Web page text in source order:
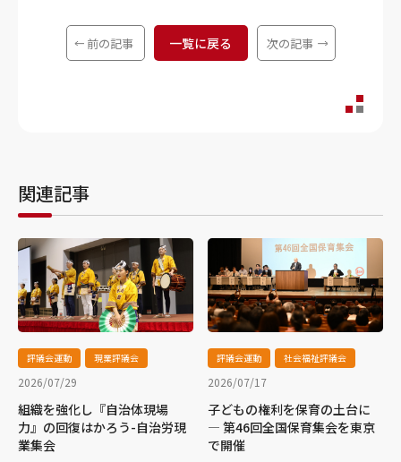
前の記事 一覧に戻る 次の記事
関連記事
評議会運動 現業評議会
2026/07/29
組織を強化し『自治体現場
力』の回復はかろう-自治労現
業集会
評議会運動 社会福祉評議会
2026/07/17
子どもの権利を保育の土台に
― 第46回全国保育集会を東京
で開催